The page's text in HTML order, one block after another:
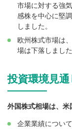
市場に対する強
感株を中心に堅
しました。
欧州株式市場は
場は下落しました
投資環境見通
外国株式相場は、
企業業績につい